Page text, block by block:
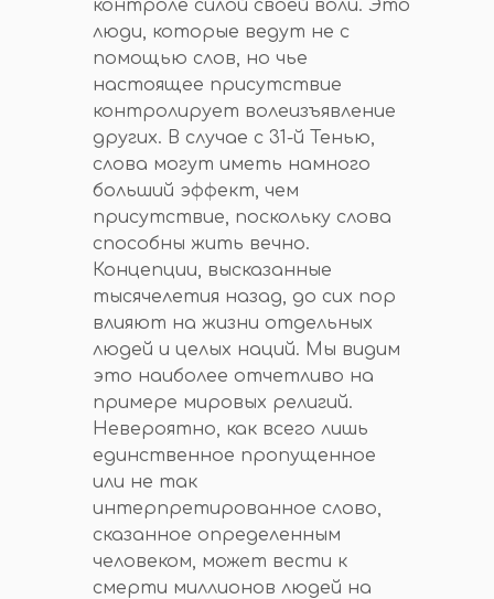
контроле силой своей воли. Это
люди, которые ведут не с
помощью слов, но чье
настоящее присутствие
контролирует волеизъявление
других. В случае с 31-й Тенью,
слова могут иметь намного
больший эффект, чем
присутствие, поскольку слова
способны жить вечно.
Концепции, высказанные
тысячелетия назад, до сих пор
влияют на жизни отдельных
людей и целых наций. Мы видим
это наиболее отчетливо на
примере мировых религий.
Невероятно, как всего лишь
единственное пропущенное
или не так
интерпретированное слово,
сказанное определенным
человеком, может вести к
смерти миллионов людей на